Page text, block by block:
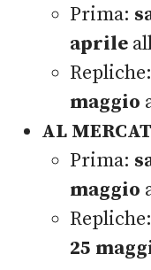
Prima:
aprile
Repliche:
maggio
AL
Prima:
maggio
Repliche:
25